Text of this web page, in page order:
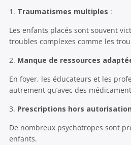
1. Traumatismes multiples :
Les enfants placés sont souvent
troubles complexes comme les
2. Manque de ressources
En foyer, les éducateurs et les
autrement qu’avec des
3. Prescriptions hors
De nombreux psychotropes sont
enfants.